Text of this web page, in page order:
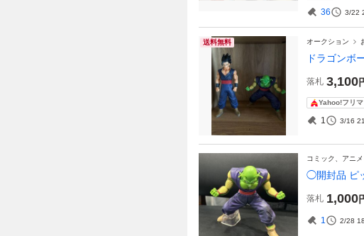
36 3/22
送料無料 オークション
ドラゴンボ
落札 3,100
Yahoo!フリマ
1 3/16
コミック、アニメ
◯開封品 ピ
落札 1,000
1 2/28